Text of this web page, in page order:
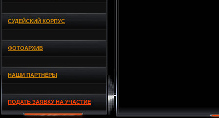
СУДЕЙСКИЙ КОРПУС
ФОТОАРХИВ
НАШИ ПАРТНЁРЫ
ПОДАТЬ ЗАЯВКУ НА УЧАСТИЕ